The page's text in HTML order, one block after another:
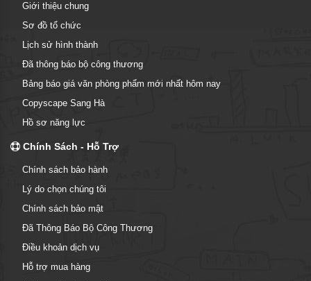
Giới thiệu chung
Sơ đồ tổ chức
Lịch sử hình thành
Đã thông báo bộ công thương
Bảng báo giá văn phòng phẩm mới nhất hôm nay
Copyscape Sang Hà
Hồ sơ năng lực
Chính Sách - Hỗ Trợ
Chính sách bảo hành
Lý do chọn chúng tôi
Chính sách bảo mật
Đã Thông Báo Bộ Công Thương
Điều khoản dịch vụ
Hỗ trợ mua hàng